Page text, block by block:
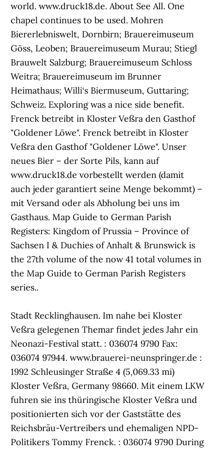
world. www.druck18.de. About See All. One
chapel continues to be used. Mohren
Biererlebniswelt, Dornbirn; Brauereimuseum
Göss, Leoben; Brauereimuseum Murau; Stiegl
Brauwelt Salzburg; Brauereimuseum Schloss
Weitra; Brauereimuseum im Brunner
Heimathaus; Willi‘s Biermuseum, Guttaring;
Schweiz. Exploring was a nice side benefit.
Frenck betreibt in Kloster Veßra den Gasthof
"Goldener Löwe". Frenck betreibt in Kloster
Veßra den Gasthof "Goldener Löwe". Unser
neues Bier – der Sorte Pils, kann auf
www.druck18.de vorbestellt werden (damit
auch jeder garantiert seine Menge bekommt) –
mit Versand oder als Abholung bei uns im
Gasthaus. Map Guide to German Parish
Registers: Kingdom of Prussia – Province of
Sachsen I & Duchies of Anhalt & Brunswick is
the 27th volume of the now 41 total volumes in
the Map Guide to German Parish Registers
series..
Stadt Recklinghausen. Im nahe bei Kloster
Veßra gelegenen Themar findet jedes Jahr ein
Neonazi-Festival statt. : 036074 9790 Fax:
036074 97944. www.brauerei-neunspringer.de :
1992 Schleusinger Straße 4 (5,069.33 mi)
Kloster Veßra, Germany 98660. Mit einem LKW
fuhren sie ins thüringische Kloster Veßra und
positionierten sich vor der Gaststätte des
Reichsbräu-Vertreibers und ehemaligen NPD-
Politikers Tommy Frenck. : 036074 9790 During